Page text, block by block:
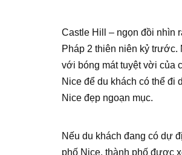
Castle Hill – ngọn đồi nhìn
Pháp 2 thiên niên kỷ
với bóng mát tuyệt vời của
Nice để du khách có thể đi
Nice đẹp ngoạn mục.
Nếu du khách đang có dự
phố Nice, thành phố được